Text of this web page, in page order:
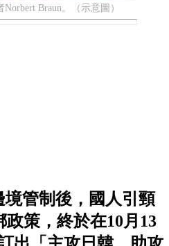
Braun。（示意圖）
境管制後，國人引頸
策，終於在10月13